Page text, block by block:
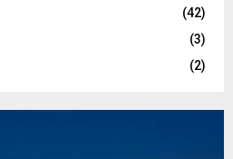
(42)
(3)
(2)